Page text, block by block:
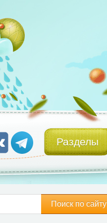
Разделы
Поиск по сайту